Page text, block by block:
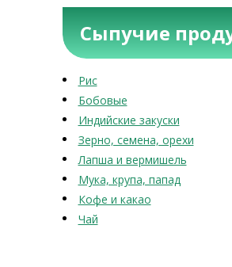
Сыпучие
Рис
Бобовые
Индийские закуски
Зерно, семена, орехи
Лапша и вермишель
Мука, крупа, папад
Кофе и какао
Чай